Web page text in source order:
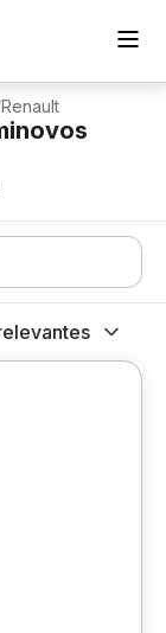
Renault